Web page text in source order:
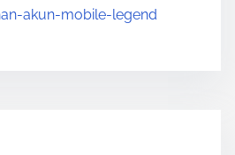
akun-mobile-legend